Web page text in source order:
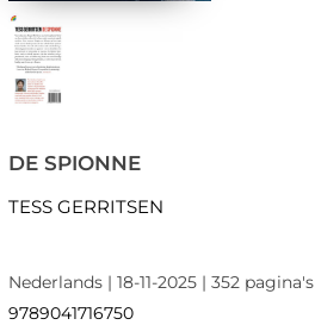
DE SPIONNE
TESS GERRITSEN
Nederlands | 18-11-2025 | 352 pagina's
9789041716750